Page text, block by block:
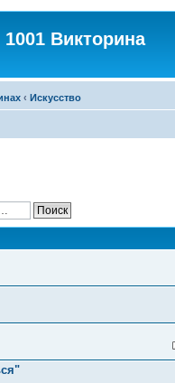
Викторина
‹ Искусство